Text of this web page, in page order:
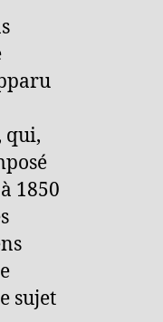
qui,
1850
sujet